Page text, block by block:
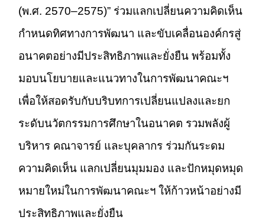
(พ.ศ. 2570–2575)” ร่วมแลกเปลี่ยนความคิดเห็น
กำหนดทิศทางการพัฒนา และขับเคลื่อนองค์กรสู่
อนาคตอย่างมีประสิทธิภาพและยั่งยืน พร้อมทั้ง
มอบนโยบายและแนวทางในการพัฒนาคณะฯ
เพื่อให้สอดรับกับบริบทการเปลี่ยนแปลงและยก
ระดับนวัตกรรมการศึกษาในอนาคต รวมพลังผู้
บริหาร คณาจารย์ และบุคลากร ร่วมกันระดม
ความคิดเห็น แลกเปลี่ยนมุมมอง และปักหมุดหมุด
หมายใหม่ในการพัฒนาคณะฯ ให้ก้าวหน้าอย่างมี
ประสิทธิภาพและยั่งยืน